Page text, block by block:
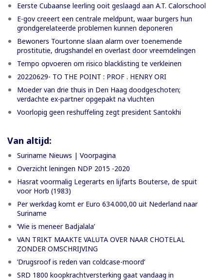
Eerste Cubaanse leerling ooit geslaagd aan A.T. Calorschool
E-gov creeert een centrale meldpunt, waar burgers hun
grondgerelateerde problemen kunnen deponeren
Bewoners Tourtonne slaan alarm over toenemende
prostitutie, drugshandel en overlast door vreemdelingen
Tempo opvoeren om risico blacklisting te verkleinen
20220629- TO THE POINT : PROF . HENRY ORI
Moeder van drie thuis in Den Haag doodgeschoten;
verdachte ex-partner opgepakt na vluchten
Voorlopig geen reshuffeling zegt president Santokhi
Van altijd:
Suriname Nieuws | Voorpagina
Overzicht leningen NDP 2015 -2020
Hasrat voormalig Legerarts en lijfarts Bouterse, de spuit
voor Horb (1983)
Per werkdag komt er Euro 634.000,00 uit Nederland naar
Suriname
‘Wie is meneer Badjalala’
VAN TRIKT MAAKTE VALUTA OVER NAAR CHOTELAL
ZONDER OMSCHRIJVING
’Drugsroof is reden van coldcase-moord’
SRD 1800 koopkrachtversterking gaat vandaag in